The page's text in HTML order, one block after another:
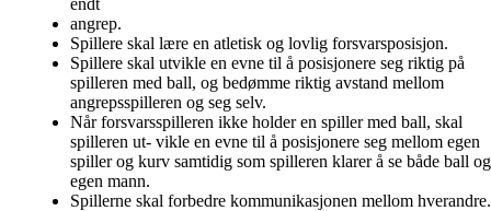
endt
angrep.
Spillere skal lære en atletisk og lovlig forsvarsposisjon.
Spillere skal utvikle en evne til å posisjonere seg riktig på
spilleren med ball, og bedømme riktig avstand mellom
angrepsspilleren og seg selv.
Når forsvarsspilleren ikke holder en spiller med ball, skal
spilleren ut- vikle en evne til å posisjonere seg mellom egen
spiller og kurv samtidig som spilleren klarer å se både ball og
egen mann.
Spillerne skal forbedre kommunikasjonen mellom hverandre.